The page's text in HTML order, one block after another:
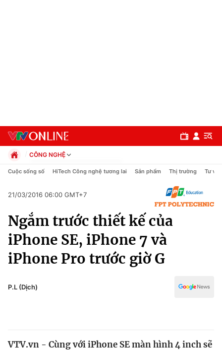
Chính trị
Xã hội
Pháp luật
Thế giới
CÔNG NGHỆ
Chính trị
Pháp luật
Thể thao
Truyền hình
Văn hóa - Giải trí
Y tế
Công nghệ
Cuộc sống số HiTech Công nghệ tương lai Sản phẩm Thị trường Tư vấn
21/03/2016 06:00 GMT+7
Ngắm trước thiết kế của
iPhone SE, iPhone 7 và
iPhone Pro trước giờ G
P.L (Dịch)
VTV.vn - Cùng với iPhone SE màn hình 4 inch sẽ